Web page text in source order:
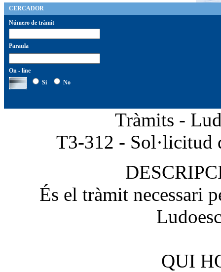
CERCADOR
Número de tràmit
Paraula
On - line
Si
No
Tràmits -
T3-312 - Sol·licitud
És el tràmit necessari
QUI